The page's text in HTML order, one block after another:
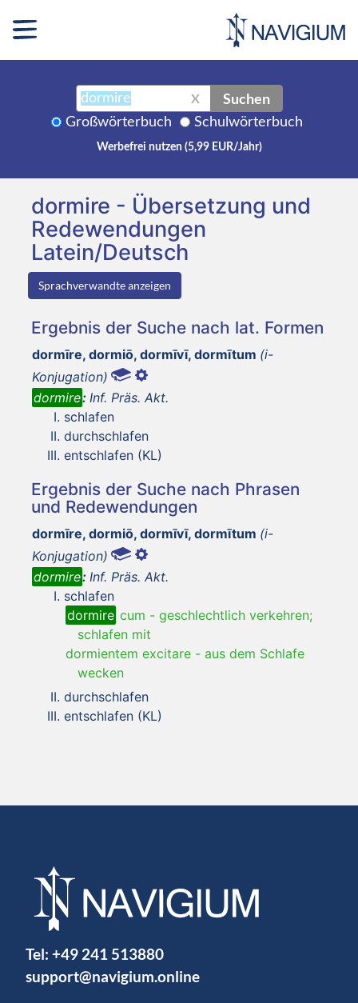
X Suchen
Großwörterbuch Schulwörterbuch
Werbefrei nutzen (5,99 EUR/Jahr)
dormire - Übersetzung und
Redewendungen
Latein/Deutsch
Sprachverwandte anzeigen
Ergebnis der Suche nach lat. Formen
dormīre, dormiō, dormīvī, dormītum (i-
Konjugation)
dormire: Inf. Präs. Akt.
schlafen
durchschlafen
entschlafen (KL)
Ergebnis der Suche nach Phrasen
und Redewendungen
dormīre, dormiō, dormīvī, dormītum (i-
Konjugation)
dormire: Inf. Präs. Akt.
schlafen
dormire cum - geschlechtlich verkehren;
schlafen mit
dormientem excitare - aus dem Schlafe
wecken
durchschlafen
entschlafen (KL)
Tel: +49 241 513880
support@navigium.online